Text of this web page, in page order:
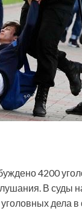
4200
В суды
дела